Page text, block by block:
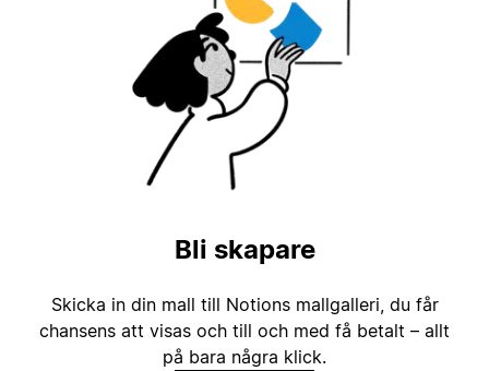
Bli skapare
Skicka in din mall till Notions mallgalleri, du får
chansens att visas och till och med få betalt – allt
på bara några klick.